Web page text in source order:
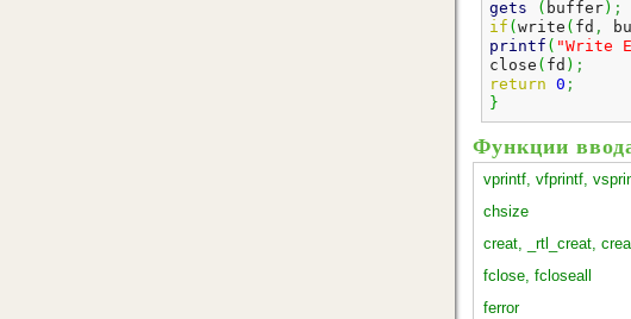
gets
( buffer) ;
if ( write ( fd ,
printf ( "Write
close ( fd ) ;
return 0 ;
}
Функции
vprintf, vfprintf,
chsize
creat, _rtl_creat,
fclose, fcloseall
ferror